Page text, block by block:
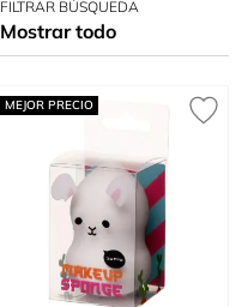
FILTRAR BÚSQUEDA
Mostrar todo
MEJOR PRECIO